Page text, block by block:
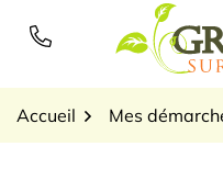
Accueil Mes